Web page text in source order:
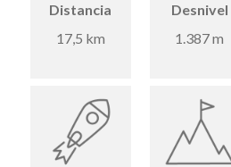
Distancia
17,5 km
Desnivel
1.387 m